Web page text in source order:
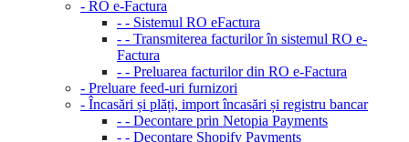
- RO e-Factura
- - Sistemul RO eFactura
- - Transmiterea facturilor în sistemul RO e-
Factura
- - Preluarea facturilor din RO e-Factura
- Preluare feed-uri furnizori
- Încasări și plăți, import încasări și registru bancar
- - Decontare prin Netopia Payments
- - Decontare Shopify Payments